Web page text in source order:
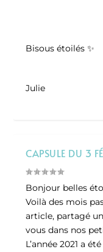
Bisous étoilés ✨
Julie
CAPSULE DU 3
Bonjour belles
Voilà des mois
article, partagé
vous dans nos
L’année 2021 a